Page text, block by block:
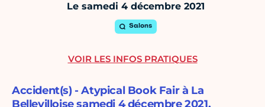
Le samedi 4 décembre 2021
Salons
Accident(s) - Atypical Book Fair à La
Bellevilloise samedi 4 décembre 2021.
VOIR LES INFOS PRATIQUES